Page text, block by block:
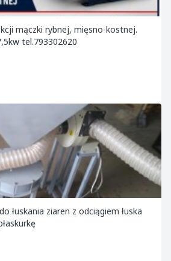
mączki rybnej, mięsno-kostnej.
tel.793302620
ziaren z odciągiem łuska